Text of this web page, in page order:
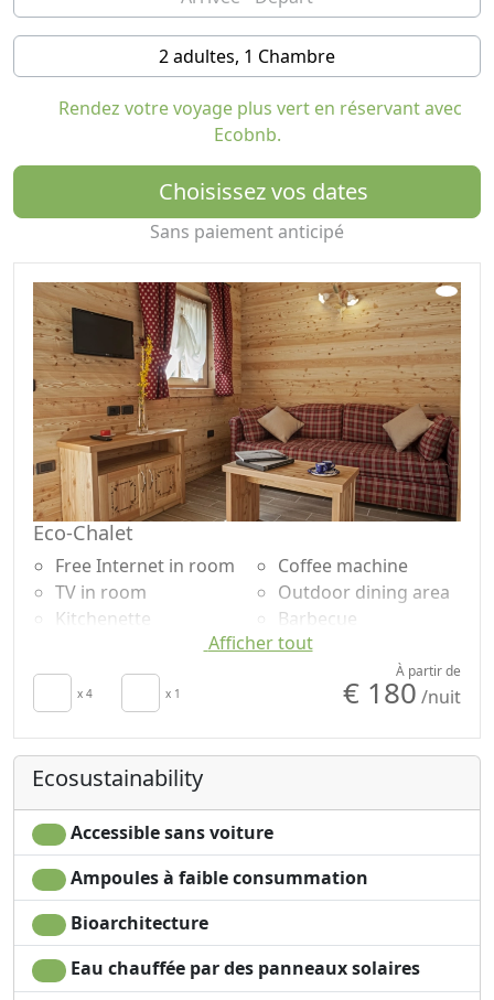
Le camping Faè a obtenu la marque Quality Park, une
reconnaissance qui est attribuée à ceux qui partagent
la philosophie du projet, voulu et réalisé par le Parc
Naturel Adamello Brenta, qui vise à encourager les
structures et ses clients à respecter l'environnement
pour la développement du tourisme éco-durable. Notre
structure est soumise tous les deux ans à une
inspection par l'organisme certificateur, afin de
démontrer le respect des paramètres de protection de
l'environnement (et du lien avec le territoire) prévus par
le projet. Le véritable tourisme émotionnel naît de la
relation étroite du touriste avec l'environnement
naturel et les cultures.
2 adultes, 1 Chambre
Rendez votre voyage plus vert en réservant avec
Ecobnb.
Choisissez vos dates
Sans paiement anticipé
Eco-Chalet
Free Internet in room
TV in room
Kitchenette
Living room
Patio
Draps
Cupboard or
Wardrobe
Cooking utensils
Fridge
Coffee machine
Outdoor dining area
Barbecue
Plancher en bois
Shampooing sans
doses uniques
Garden
Afficher tout
x 4 x 1
À partir de
€ 180 /nuit
Ecosustainability
Accessible sans voiture
Ampoules à faible consummation
Bioarchitecture
Eau chauffée par des panneaux solaires